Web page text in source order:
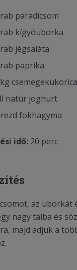
paradicsom
kígyóuborka
jégsaláta
paprika
csemegekukorica
natúr joghurt
fokhagyma
idő: 20 perc
az uborkát
nagy tálba és
majd adjuk a